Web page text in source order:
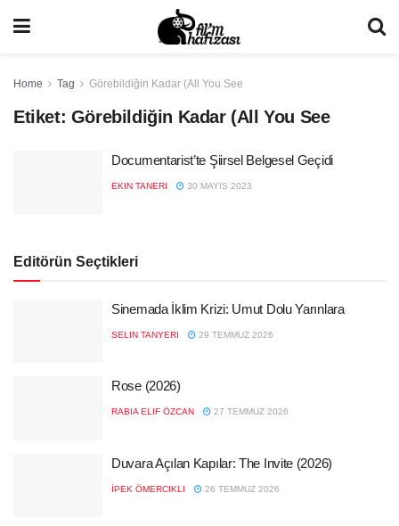
Home Tag Görebildiğin Kadar (All You See
Etiket: Görebildiğin Kadar (All You See
Documentarist’te Şiirsel Belgesel Geçidi
EKIN TANERI 30 MAYIS 2023
Editörün Seçtikleri
Sinemada İklim Krizi: Umut Dolu Yarınlara
SELIN TANYERI 29 TEMMUZ 2026
Rose (2026)
RABIA ELIF ÖZCAN 27 TEMMUZ 2026
Duvara Açılan Kapılar: The Invite (2026)
İPEK ÖMERCIKLI 26 TEMMUZ 2026